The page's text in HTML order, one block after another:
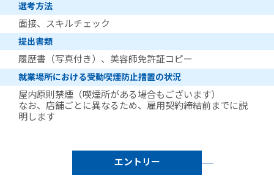
選考方法
面接、スキルチェック
提出書類
履歴書（写真付き）、美容師免許証コピー
就業場所における受動喫煙防止措置の状況
屋内原則禁煙（喫煙所がある場合もございます）
なお、店舗ごとに異なるため、雇用契約締結前までに説
明します
エントリー